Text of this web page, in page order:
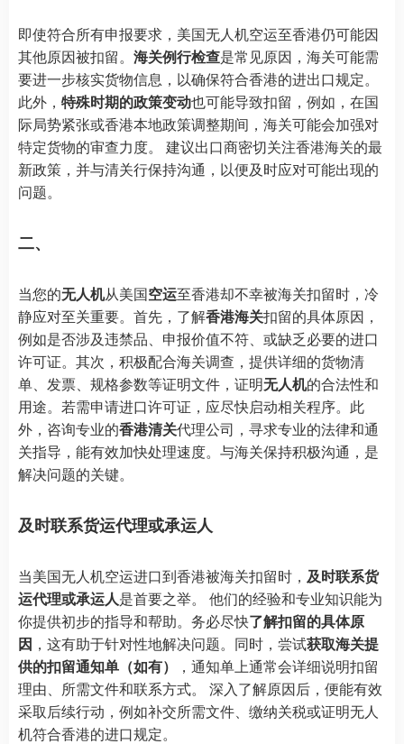
即使符合所有申报要求，美国无人机空运至香港仍可能因
其他原因被扣留。 海关例行检查是常见原因，海关可能需
要进一步核实货物信息，以确保符合香港的进出口规定。
此外， 特殊时期的政策变动也可能导致扣留，例如，在国
际局势紧张或香港本地政策调整期间，海关可能会加强对
特定货物的审查力度。 建议出口商密切关注香港海关的最
新政策，并与清关行保持沟通，以便及时应对可能出现的
问题。
二、
当您的无人机从美国空运至香港却不幸被海关扣留时，冷
静应对至关重要。首先，了解香港海关扣留的具体原因，
例如是否涉及违禁品、申报价值不符、或缺乏必要的进口
许可证。其次，积极配合海关调查，提供详细的货物清
单、发票、规格参数等证明文件，证明无人机的合法性和
用途。若需申请进口许可证，应尽快启动相关程序。此
外，咨询专业的香港清关代理公司，寻求专业的法律和通
关指导，能有效加快处理速度。与海关保持积极沟通，是
解决问题的关键。
及时联系货运代理或承运人
当美国无人机空运进口到香港被海关扣留时， 及时联系货
运代理或承运人是首要之举。 他们的经验和专业知识能为
你提供初步的指导和帮助。务必尽快了解扣留的具体原
因 ，这有助于针对性地解决问题。同时，尝试获取海关提
供的扣留通知单（如有）
，通知单上通常会详细说明扣留
理由、所需文件和联系方式。 深入了解原因后，便能有效
采取后续行动，例如补交所需文件、缴纳关税或证明无人
机符合香港的进口规定。